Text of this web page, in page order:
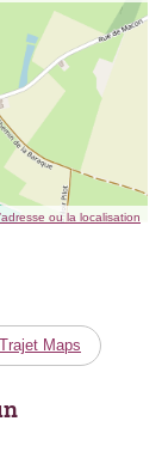
ou la localisation
Trajet Maps